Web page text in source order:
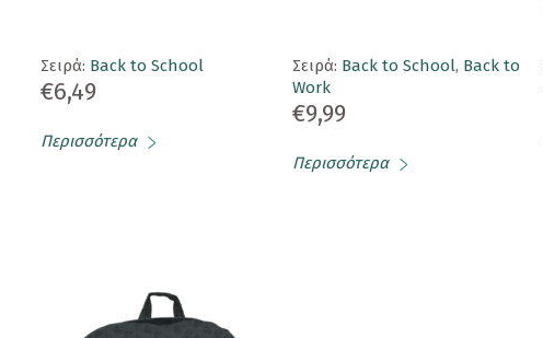
Σειρά: Back to School
€6,49
Περισσότερα
Σειρά: Back to School, Back to
Work
€9,99
Περισσότερα